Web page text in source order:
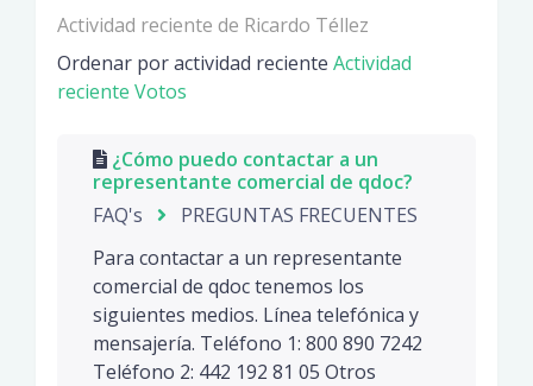
Actividad reciente de Ricardo Téllez
Ordenar por actividad reciente Actividad
reciente Votos
¿Cómo puedo contactar a un
representante comercial de qdoc?
FAQ's
PREGUNTAS FRECUENTES
Para contactar a un representante
comercial de qdoc tenemos los
siguientes medios. Línea telefónica y
mensajería. Teléfono 1: 800 890 7242
Teléfono 2: 442 192 81 05 Otros